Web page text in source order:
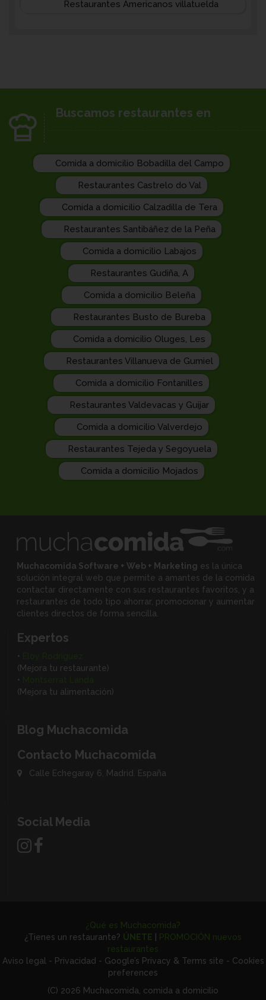
Restaurantes Americanos villatuelda
Buscamos restaurantes en
Comida a domicilio Bobadilla del Campo
Restaurantes Castrelo do Val
Comida a domicilio Calzadilla de Tera
Restaurantes Santibáñez de la Peña
Comida a domicilio Labajos
Restaurantes Gudiña, A
Comida a domicilio Beleña
Restaurantes Busto de Bureba
Comida a domicilio Oluges, Les
Restaurantes Villanueva de Gumiel
Comida a domicilio Fontanilles
Restaurantes Valdevacas y Guijar
Comida a domicilio Valverdejo
Restaurantes Tejeda y Segoyuela
Comida a domicilio Mojados
Muchacomida Software + Web + Marketing es la única
solución integral web que permite a amantes de la comida
contactar directamente con sus restaurantes favoritos, y a
restaurantes de todo tipo ahorrar, promocionar y aumentar
clientes directos de forma sencilla.
Expertos
•
(Mejora tu restaurante)
•
(Mejora tu alimentación)
Blog Muchacomida
Contacto Muchacomida
Calle Echegaray 6, Madrid. España
Social Media
¿Qué es Muchacomida?
¿Tienes un restaurante? ÚNETE
PROMOCIÓN nuevos
restaurantes
Aviso legal
- Privacidad - Google’s Privacy & Terms site - Cookies
preferences
(C) 2026 Muchacomida, comida a domicilio